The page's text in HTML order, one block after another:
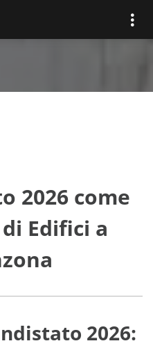
2026 come
Edifici a
2026: